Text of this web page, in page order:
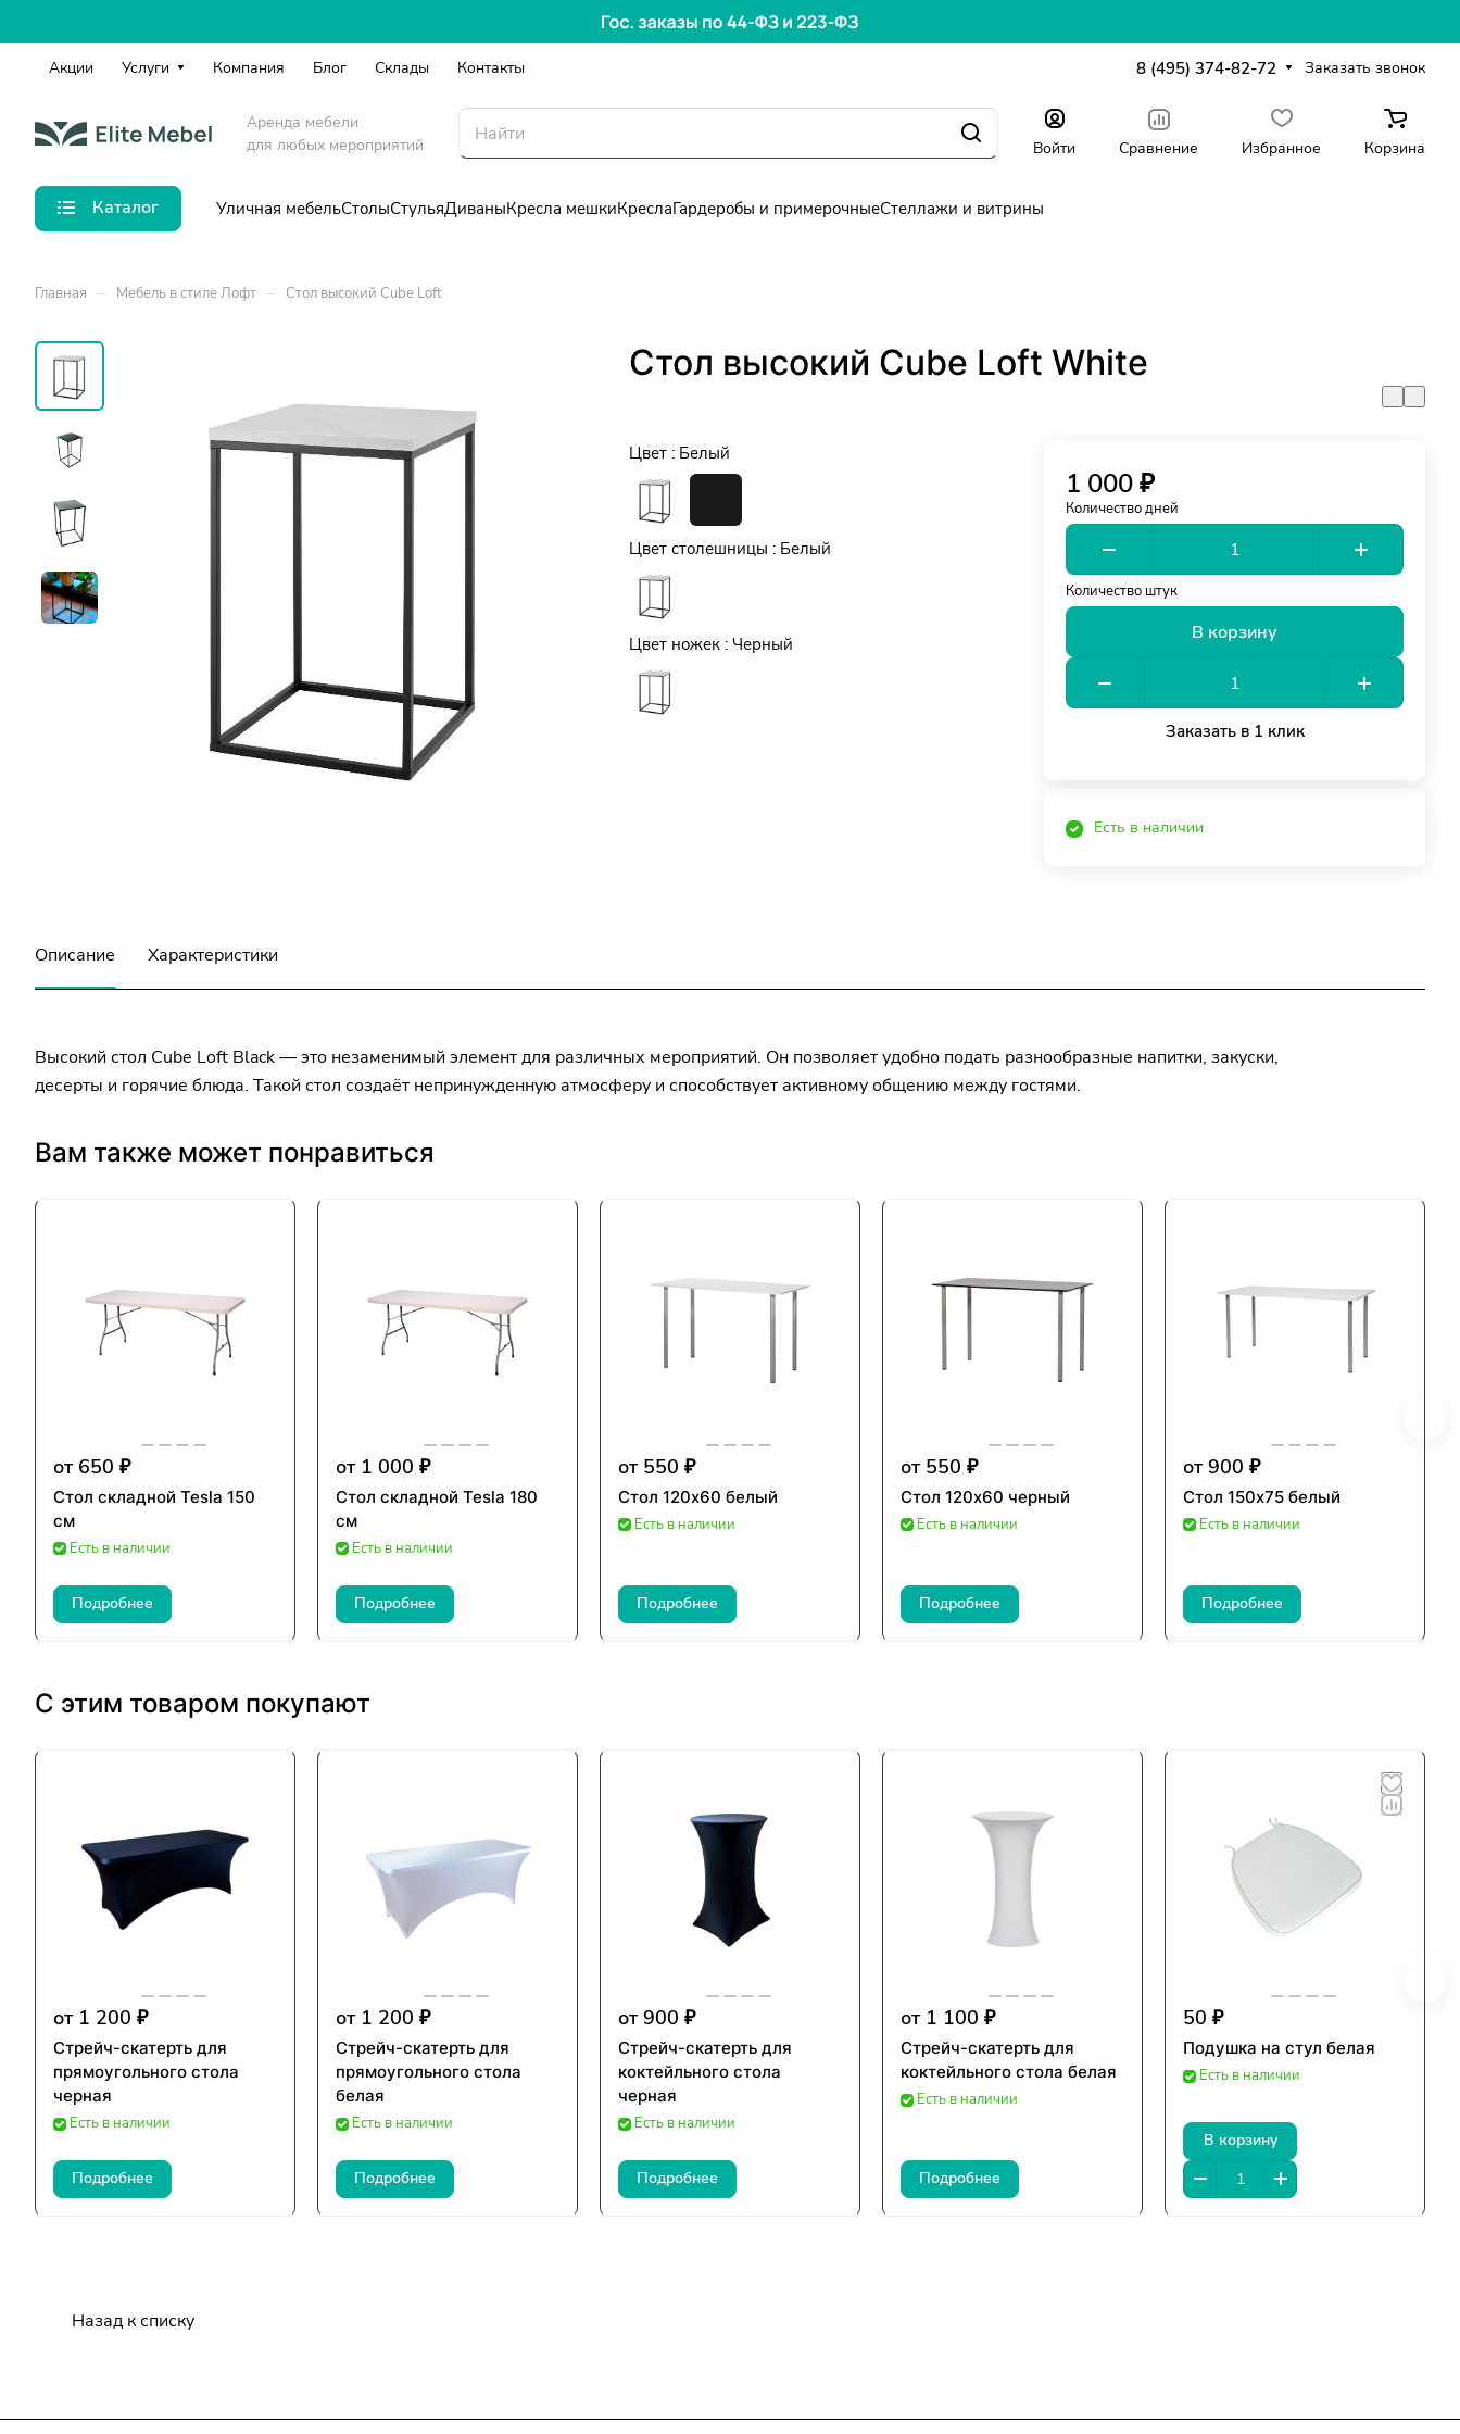
Акции Услуги Компания Блог Склады Контакты 8 (495) 374-82-72 Заказать звонок
Аренда мебели
для любых мероприятий
Войти Сравнение Избранное Корзина
Каталог Уличная мебельСтолыСтульяДиваныКресла мешкиКреслаГардеробы и примерочныеСтеллажи и витрины
Главная – Мебель в стиле Лофт – Стол высокий Cube Loft
Стол высокий Cube Loft White
Цвет : Белый
Цвет столешницы : Белый
Цвет ножек : Черный
1 000 ₽
Количество дней
Количество штук
В корзину
Заказать в 1 клик
Есть в наличии
Описание Характеристики
Высокий стол Cube Loft Black — это незаменимый элемент для различных мероприятий. Он позволяет удобно подать разнообразные напитки, закуски,
десерты и горячие блюда. Такой стол создаёт непринужденную атмосферу и способствует активному общению между гостями.
Вам также может понравиться
от 650 ₽
Стол складной Tesla 150
см
Есть в наличии
Подробнее
от 1 000 ₽
Стол складной Tesla 180
см
Есть в наличии
Подробнее
от 550 ₽
Стол 120х60 белый
Есть в наличии
Подробнее
от 550 ₽
Стол 120х60 черный
Есть в наличии
Подробнее
от 900 ₽
Стол 150х75 белый
Есть в наличии
Подробнее
С этим товаром покупают
от 1 200 ₽
Стрейч-скатерть для
прямоугольного стола
черная
Есть в наличии
Подробнее
от 1 200 ₽
Стрейч-скатерть для
прямоугольного стола
белая
Есть в наличии
Подробнее
от 900 ₽
Стрейч-скатерть для
коктейльного стола
черная
Есть в наличии
Подробнее
от 1 100 ₽
Стрейч-скатерть для
коктейльного стола белая
Есть в наличии
Подробнее
50 ₽
Подушка на стул белая
Есть в наличии
В корзину
Назад к списку